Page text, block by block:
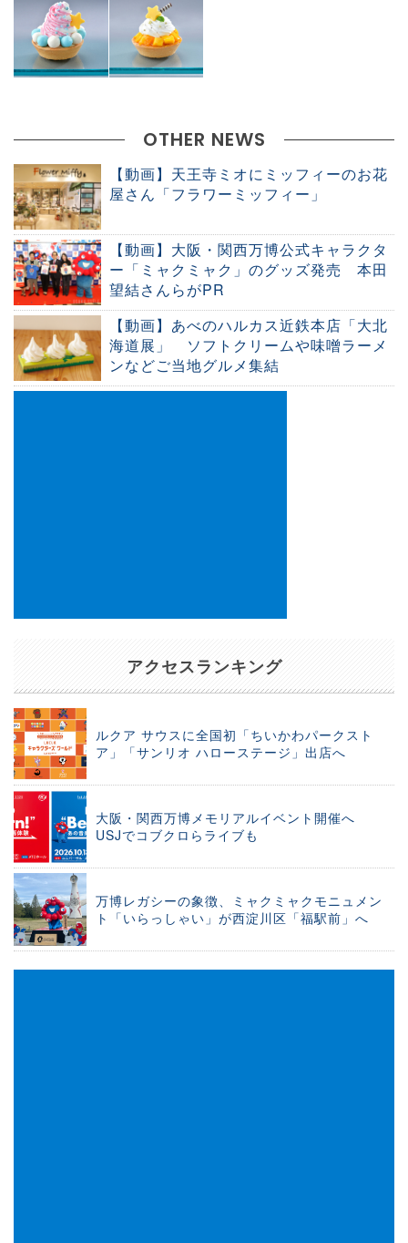
OTHER NEWS
【動画】天王寺ミオにミッフィーのお花
屋さん「フラワーミッフィー」
【動画】大阪・関西万博公式キャラクタ
ー「ミャクミャク」のグッズ発売 本田
望結さんらがPR
【動画】あべのハルカス近鉄本店「大北
海道展」 ソフトクリームや味噌ラーメ
ンなどご当地グルメ集結
アクセスランキング
ルクア サウスに全国初「ちいかわパークスト
ア」「サンリオ ハローステージ」出店へ
大阪・関西万博メモリアルイベント開催へ
USJでコブクロらライブも
万博レガシーの象徴、ミャクミャクモニュメン
ト「いらっしゃい」が西淀川区「福駅前」へ